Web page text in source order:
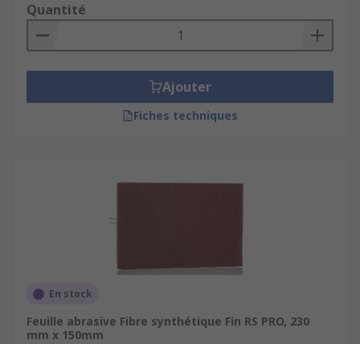
Quantité
Ajouter
Fiches techniques
En stock
Feuille abrasive Fibre synthétique Fin RS PRO, 230
mm x 150mm